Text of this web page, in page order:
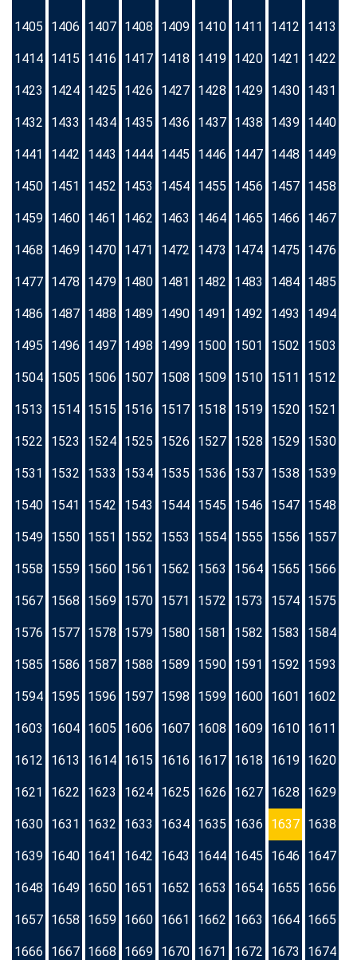
1405 1406 1407 1408 1409 1410 1411 1412 1413
1414 1415 1416 1417 1418 1419 1420 1421 1422
1423 1424 1425 1426 1427 1428 1429 1430 1431
1432 1433 1434 1435 1436 1437 1438 1439 1440
1441 1442 1443 1444 1445 1446 1447 1448 1449
1450 1451 1452 1453 1454 1455 1456 1457 1458
1459 1460 1461 1462 1463 1464 1465 1466 1467
1468 1469 1470 1471 1472 1473 1474 1475 1476
1477 1478 1479 1480 1481 1482 1483 1484 1485
1486 1487 1488 1489 1490 1491 1492 1493 1494
1495 1496 1497 1498 1499 1500 1501 1502 1503
1504 1505 1506 1507 1508 1509 1510 1511 1512
1513 1514 1515 1516 1517 1518 1519 1520 1521
1522 1523 1524 1525 1526 1527 1528 1529 1530
1531 1532 1533 1534 1535 1536 1537 1538 1539
1540 1541 1542 1543 1544 1545 1546 1547 1548
1549 1550 1551 1552 1553 1554 1555 1556 1557
1558 1559 1560 1561 1562 1563 1564 1565 1566
1567 1568 1569 1570 1571 1572 1573 1574 1575
1576 1577 1578 1579 1580 1581 1582 1583 1584
1585 1586 1587 1588 1589 1590 1591 1592 1593
1594 1595 1596 1597 1598 1599 1600 1601 1602
1603 1604 1605 1606 1607 1608 1609 1610 1611
1612 1613 1614 1615 1616 1617 1618 1619 1620
1621 1622 1623 1624 1625 1626 1627 1628 1629
1630 1631 1632 1633 1634 1635 1636 1637 1638
1639 1640 1641 1642 1643 1644 1645 1646 1647
1648 1649 1650 1651 1652 1653 1654 1655 1656
1657 1658 1659 1660 1661 1662 1663 1664 1665
1666 1667 1668 1669 1670 1671 1672 1673 1674